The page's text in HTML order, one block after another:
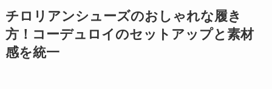
チロリアンシューズのおしゃれな履き
方！コーデュロイのセットアップと素材
感を統一